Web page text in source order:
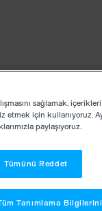
sağlamak,
için kullanıyoruz.
paylaşıyoruz.
Tümünü Reddet
Tanımlama